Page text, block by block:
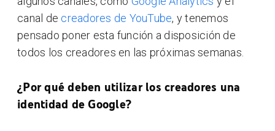
canal de creadores de YouTube, y tenemos
pensado poner esta función a disposición de
todos los creadores en las próximas semanas.
¿Por qué deben utilizar los creadores una
identidad de Google?